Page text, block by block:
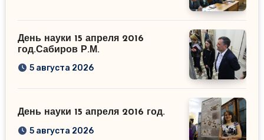
День науки 15 апреля 2016
год.Сабиров Р.М.
5 августа 2026
День науки 15 апреля 2016 год.
5 августа 2026